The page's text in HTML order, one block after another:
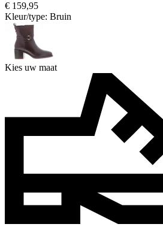
€ 159,95
Kleur/type: Bruin
Kies uw maat